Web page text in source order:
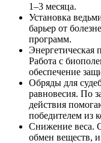
1–3 месяца.
Установка
барьер от
программ.
Энергетическая
Работа с
обеспечение
Обряды для
равновесия. По
действия
победителем из
Снижение веса.
обмен веществ,